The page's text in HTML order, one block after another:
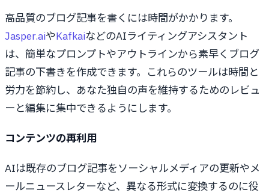
高品質のブログ記事を書くには時間がかかります。
Jasper.aiやKafkaiなどのAIライティングアシスタント
は、簡単なプロンプトやアウトラインから素早くブログ
記事の下書きを作成できます。これらのツールは時間と
労力を節約し、あなた独自の声を維持するためのレビュ
ーと編集に集中できるようにします。
コンテンツの再利用
AIは既存のブログ記事をソーシャルメディアの更新やメ
ールニュースレターなど、異なる形式に変換するのに役